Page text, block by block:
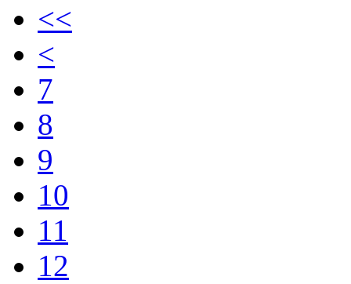
<<
<
7
8
9
10
11
12